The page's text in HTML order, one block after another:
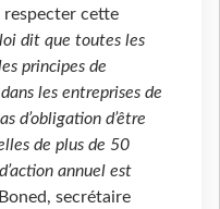
respecter cette
dit que toutes les
principes de
les entreprises de
d’obligation d’être
de plus de 50
annuel est
secrétaire